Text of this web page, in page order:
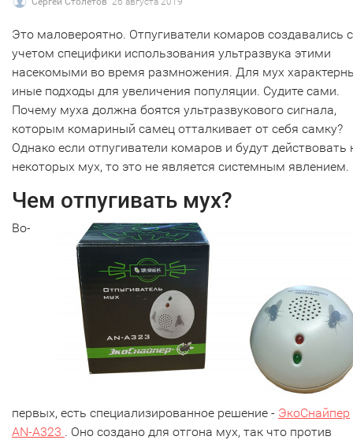
Это маловероятно. Отпугиватели комаров создавались с
учетом специфики использования ультразвука этими
насекомыми во время размножения. Для мух
иные подходы для увеличения популяции. Судите сами.
Почему муха должна боятся ультразвукового сигнала,
которым комариный самец отталкивает от себя самку?
Однако если отпугиватели комаров и будут действовать
некоторых мух, то это не является системным явлением.
Чем отпугивать мух?
Во-
первых, есть специализированное решение - ЭкоСнайпер
AN-A323 . Оно создано для отгона мух, так что против